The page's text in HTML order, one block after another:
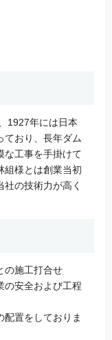
1927年には日本
ており、長年ダム
な工事を手掛けて
組様とは創業当初
の技術力が高く
の施工打合せ
安全および工程
置をしておりま